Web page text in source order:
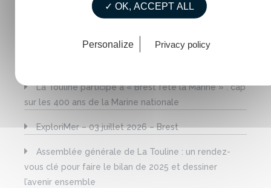
ARTICLES RÉCENTS
La Touline participe à « Brest fête la Marine » : cap
sur les 400 ans de la Marine nationale
ExploriMer – 03 juillet 2026 – Brest
Assemblée générale de La Touline : un rendez-
vous clé pour faire le bilan de 2025 et dessiner
l’avenir ensemble
✓ OK, ACCEPT ALL
Personalize Privacy policy